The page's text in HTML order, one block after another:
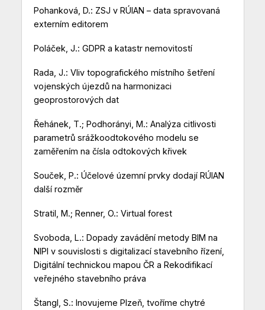
Pohanková, D.: ZSJ v RÚIAN – data spravovaná
externím editorem
Poláček, J.: GDPR a katastr nemovitostí
Rada, J.: Vliv topografického místního šetření
vojenských újezdů na harmonizaci
geoprostorových dat
Řehánek, T.; Podhorányi, M.: Analýza citlivosti
parametrů srážkoodtokového modelu se
zaměřením na čísla odtokových křivek
Souček, P.: Účelové územní prvky dodají RÚIAN
další rozměr
Stratil, M.; Renner, O.: Virtual forest
Svoboda, L.: Dopady zavádění metody BIM na
NIPI v souvislosti s digitalizací stavebního řízení,
Digitální technickou mapou ČR a Rekodifikací
veřejného stavebního práva
Štangl, S.: Inovujeme Plzeň, tvoříme chytré